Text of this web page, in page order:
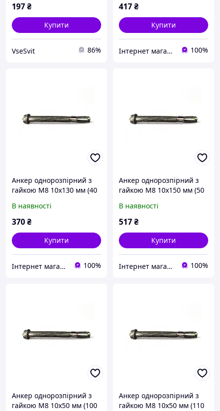
197₴
Купити
VseSvit 86%
417₴
Купити
Інтернет магазин stroymag.dp.ua 100%
Анкер однорозпірний з
гайкою М8 10х130 мм (40
В наявності
370₴
Купити
Інтернет магазин stroymag.dp.ua 100%
Анкер однорозпірний з
гайкою М8 10х150 мм (50
В наявності
517₴
Купити
Інтернет магазин stroymag.dp.ua 100%
Анкер однорозпірний з
гайкою М8 10х50 мм (100
Анкер однорозпірний з
гайкою М8 10х50 мм (110